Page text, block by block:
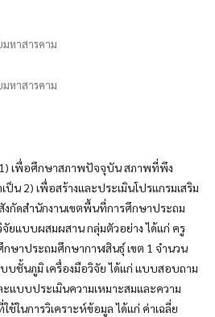
หาสารคาม
หาสารคาม
เพื่อศึกษาสภาพปัจจุบัน สภาพที่พึง
น 2) เพื่อสร้างและประเมินโปรแกรมเสริม
งกัดสำนักงานเขตพื้นที่การศึกษาประถม
จัยแบบผสมผสาน กลุ่มตัวอย่าง ได้แก่ ครู
ษาประถมศึกษากาฬสินธุ์ เขต 1 จำนวน
บชั้นภูมิ เครื่องมือวิจัย ได้แก่ แบบสอบถาม
แบบประเมินความเหมาะสมและความ
ช้ในการวิเคราะห์ข้อมูล ได้แก่ ค่าเฉลี่ย